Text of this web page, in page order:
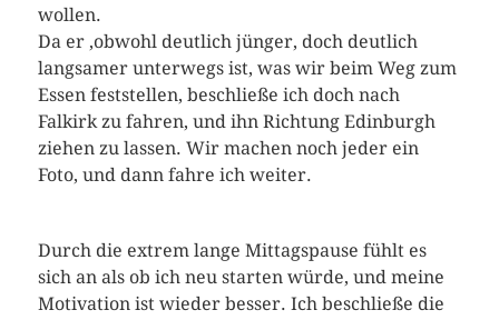
wollen.
Da er ,obwohl deutlich jünger, doch deutlich
langsamer unterwegs ist, was wir beim Weg zum
Essen feststellen, beschließe ich doch nach
Falkirk zu fahren, und ihn Richtung Edinburgh
ziehen zu lassen. Wir machen noch jeder ein
Foto, und dann fahre ich weiter.
Durch die extrem lange Mittagspause fühlt es
sich an als ob ich neu starten würde, und meine
Motivation ist wieder besser. Ich beschließe die